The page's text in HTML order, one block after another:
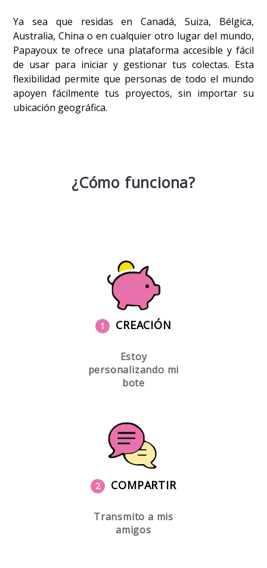
Ya sea que residas en Canadá, Suiza, Bélgica,
Australia, China o en cualquier otro lugar del mundo,
Papayoux te ofrece una plataforma accesible y fácil
de usar para iniciar y gestionar tus colectas. Esta
flexibilidad permite que personas de todo el mundo
apoyen fácilmente tus proyectos, sin importar su
ubicación geográfica.
¿Cómo funciona?
1 CREACIÓN
Estoy
personalizando mi
bote
2 COMPARTIR
Transmito a mis
amigos